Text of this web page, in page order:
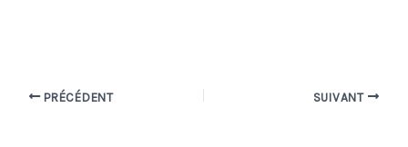
PRÉCÉDENT SUIVANT